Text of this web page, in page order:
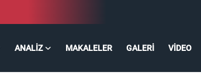
ANALIZ MAKALELER GALERI VIDEO